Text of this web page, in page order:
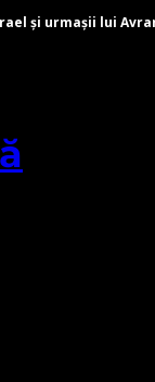
și urmașii lui